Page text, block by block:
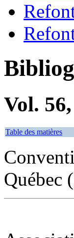
Vol.
Table des matières
Québec